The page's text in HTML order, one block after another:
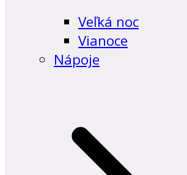
Veľká noc
Vianoce
Nápoje